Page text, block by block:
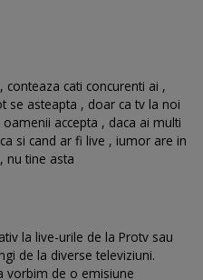
cati concurenti ai ,
se asteapta , doar ca tv la noi
accepta , daca ai multi
si cand ar fi live , iumor are in
nu tine asta
la live-urile de la Protv sau
de la diverse televiziuni.
vorbim de o emisiune